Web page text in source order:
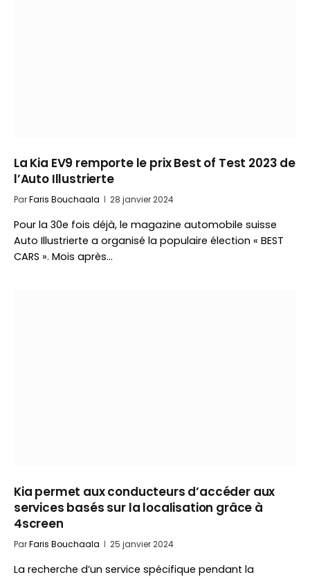
La Kia EV9 remporte le prix Best of Test 2023 de
l’Auto Illustrierte
ParFaris Bouchaala 28 janvier 2024
Pour la 30e fois déjà, le magazine automobile suisse
Auto Illustrierte a organisé la populaire élection « BEST
CARS ». Mois après…
Kia permet aux conducteurs d’accéder aux
services basés sur la localisation grâce à
4screen
ParFaris Bouchaala 25 janvier 2024
La recherche d’un service spécifique pendant la